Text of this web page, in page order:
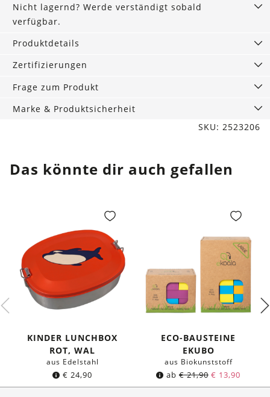
Menge
Nicht lagernd? Werde verständigt sobald
verfügbar.
Produktdetails
Zertifizierungen
Frage zum Produkt
Marke & Produktsicherheit
SKU: 2523206
Das könnte dir auch gefallen
KINDER LUNCHBOX
ROT, WAL
aus Edelstahl
€ 24,90
ECO-BAUSTEINE
EKUBO
aus Biokunststoff
ab€21,90 € 13,90